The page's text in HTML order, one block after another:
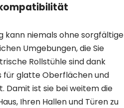
kann niemals ohne sorgfältige
Umgebungen, die Sie
Rollstühle sind dank
für glatte Oberflächen und
Damit ist sie bei weitem die
Ihren Hallen und Türen zu